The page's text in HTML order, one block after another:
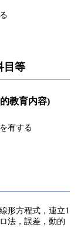
目等
教育内容)
有する
形方程式，連立1
法，誤差，動的